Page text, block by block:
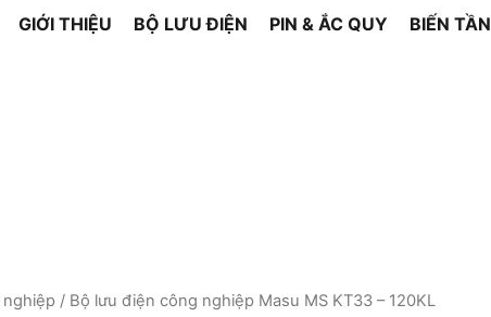
GIỚI THIỆU BỘ LƯU ĐIỆN PIN & ẮC QUY BIẾN TẦN
/ Bộ lưu điện công nghiệp Masu MS KT33 – 120KL